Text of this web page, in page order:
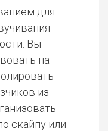
для
Вы
на
из
скайпу или